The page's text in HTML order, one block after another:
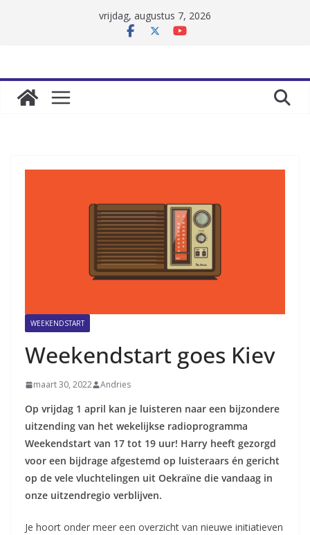
vrijdag, augustus 7, 2026
WEEKENDSTART
Weekendstart goes Kiev
maart 30, 2022 Andries
Op vrijdag 1 april kan je luisteren naar een bijzondere
uitzending van het wekelijkse radioprogramma
Weekendstart van 17 tot 19 uur! Harry heeft gezorgd
voor een bijdrage afgestemd op luisteraars én gericht
op de vele vluchtelingen uit Oekraïne die vandaag in
onze uitzendregio verblijven.
Je hoort onder meer een overzicht van nieuwe initiatieven